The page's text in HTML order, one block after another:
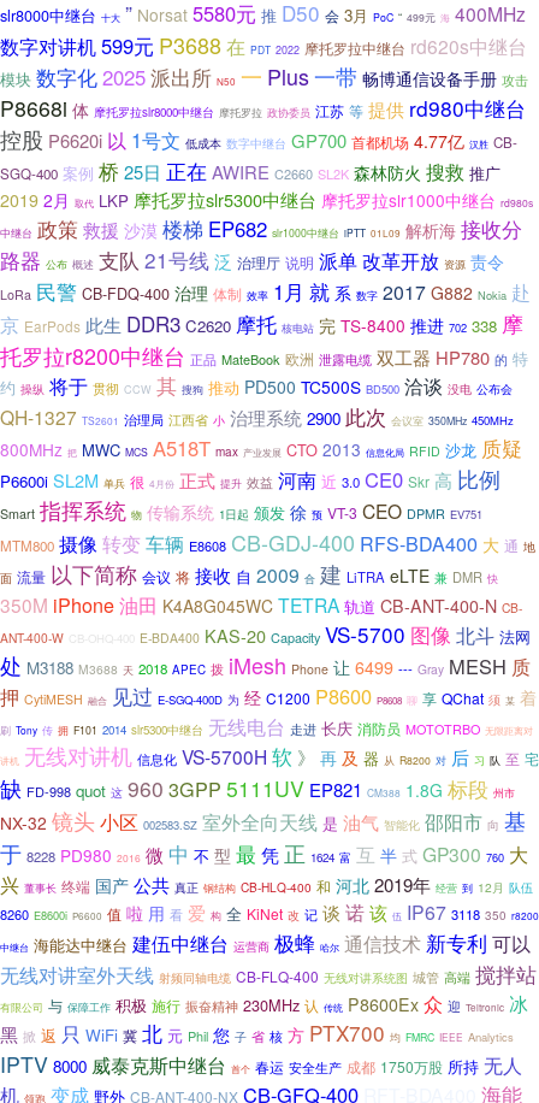
slr8000中继台 十大 ” Norsat 5580元 推 D50 会 3月 PoC “ 499元 海 400MHz
数字对讲机599元 P3688在 PDT 2022 摩托罗拉中继台 rd620s中继台
模块 数字化2025派出所 N50 一 Plus一带 畅博通信设备手册 攻击
P8668i 体 摩托罗拉slr8000中继台 摩托罗拉 政协委员 江苏 等 提供 rd980中继台
控股 P6620i 以 1号文 低成本 数字中继台 GP700 首都机场 4.77亿 汉胜 CB-
SGQ-400 案例 桥 25日 正在 AWIRE C2660 SL2K 森林防火 搜救 推广
2019 2月 取代 LKP 摩托罗拉slr5300中继台 摩托罗拉slr1000中继台 rd980s
中继台 政策 救援 沙漠 楼梯 EP682 slr1000中继台 iPTT 01L09 解析海 接收分
路器 公布 概述 支队 21号线泛 治理厅 说明 派单改革开放 资源 责令
LoRa 民警 CB-FDQ-400 治理 体制 效率 1月 就 系 数字 2017 G882 Nokia 赴
京 EarPods 此生 DDR3 C2620 摩托 核电站 完 TS-8400 推进 702 338 摩
托罗拉r8200中继台 正品 MateBook 欧洲 泄露电缆 双工器 HP780 的 特
约 操纵 将于 贯彻 CCW 其 搜狗 推动 PD500 TC500S BD500 洽谈 没电 公布会
QH-1327 TS2601 治理局 江西省 小 治理系统 2900 此次 会议室 350MHz 450MHz
800MHz 把 MWC MCS A518T max 产业发展 CTO 2013 信息化局 RFID 沙龙 质疑
P6600i SL2M 单兵 很 4月份 正式 提升 效益 河南 近 3.0 CE0 Skr 高 比例
Smart 指挥系统 物 传输系统 1日起 颁发 徐 预 VT-3 CEO DPMR EV751
MTM800 摄像转变车辆 E8608 CB-GDJ-400 RFS-BDA400 大 通 地
面 流量 以下简称 会议 将 接收 自 2009 合 建 LiTRA eLTE 兼 DMR 快
350M iPhone油田 K4A8G045WC TETRA 轨道 CB-ANT-400-N CB-
ANT-400-W
CB-OHQ-400 E-BDA400 KAS-20 Capacity VS-5700 图像 北斗 法网
处 M3188 M3688 天 2018 APEC 拨 iMesh Phone 让 6499 --- Gray MESH 质
押 CytiMESH 融合 见过 E-SGQ-400D 为 经 C1200 P8600 P8608 聊 享 QChat 须 某 着
刷 Tony 传 拥 F101 2014 slr5300中继台 无线电台 走进 长庆 消防员 MOTOTRBO 无限距离对
讲机 无线对讲机 信息化 VS-5700H 软 》 再 及 器 从 R8200 对 后 习 队 至 宅
缺 FD-998 quot 这 960 3GPP 5111UV EP821 CM388 1.8G 标段 州市
NX-32 镜头小区 002583.SZ 室外全向天线 是 油气 智能化 邵阳市 向 基
于 8228 PD980 2016 微 中 不 型 最 凭 正 1624 富 互 半 式 GP300 760 大
兴 董事长 终端 国产 公共 真正 钢结构 CB-HLQ-400 和 河北 2019年 经营 到 12月 队伍
8260 E8600i P6600 值 啦 用 看 爱 构 全 KiNet 改 记 谈 诺该 伍 IP67 3118 350 r8200
中继台 海能达中继台 建伍中继台 运营商 极蜂 哈尔 通信技术 新专利 可以
无线对讲室外天线 射频同轴电缆 CB-FLQ-400 无线对讲系统图 城管 高端 搅拌站
有限公司 与 保障工作 积极 施行 振奋精神 230MHz 认 传统 P8600Ex 众 迎 Teltronic 冰
黑 掀 返 只 WiFi 冀 北 元 Phil 您 子 省 核 方 PTX700 均 FMRC IEEE Analytics
IPTV 8000 威泰克斯中继台 首个 春运 安全生产 成都 1750万股 所持 无人
机 领跑 变成 野外 CB-ANT-400-NX CB-GFQ-400
海能